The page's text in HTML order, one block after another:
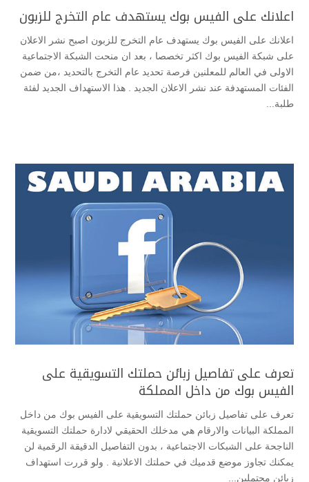
اعلانك على الفيس بوك يستهدف عام التخرج للزبون
اعلانك على الفيس بوك يستهدف عام التخرج للزبون اصبح نشر الاعلان
على شبكة الفيس بوك اكثر تخصصا ، بعد ان منحت الشبكة الاجتماعية
الاولى في العالم للمعلنين فرصة تحديد عام التخرج بالتحديد ،من ضمن
الفئات المستهدفة عند نشر الاعلان الجديد . هذا الاستهداف الجديد لفئة
طلبة...
تعرف على تفاصيل زبائن حملتك التسويقية على
الفيس بوك من داخل المملكة
تعرف على تفاصيل زبائن حملتك التسويقية على الفيس بوك من داخل
المملكة البيانات والارقام هي مدخلك الحقيقي لادارة حملتك التسويقية
الناجحة على الشبكات الاجتماعية ، بدون التفاصيل الدقيقة الرقمية لن
يمكنك تجاوز موضع قدميك في حملتك الاعلانية . ولو قررت استهداف
زبائن محتملين...